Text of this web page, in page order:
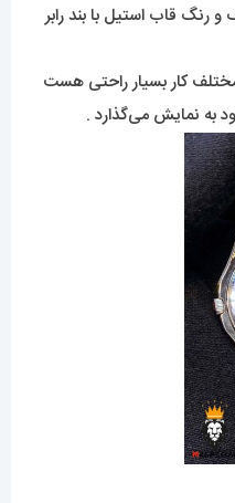
رنگ قاب استیل با بند رابر
کار بسیار راحتی هست
به نمایش می‌گذارد .